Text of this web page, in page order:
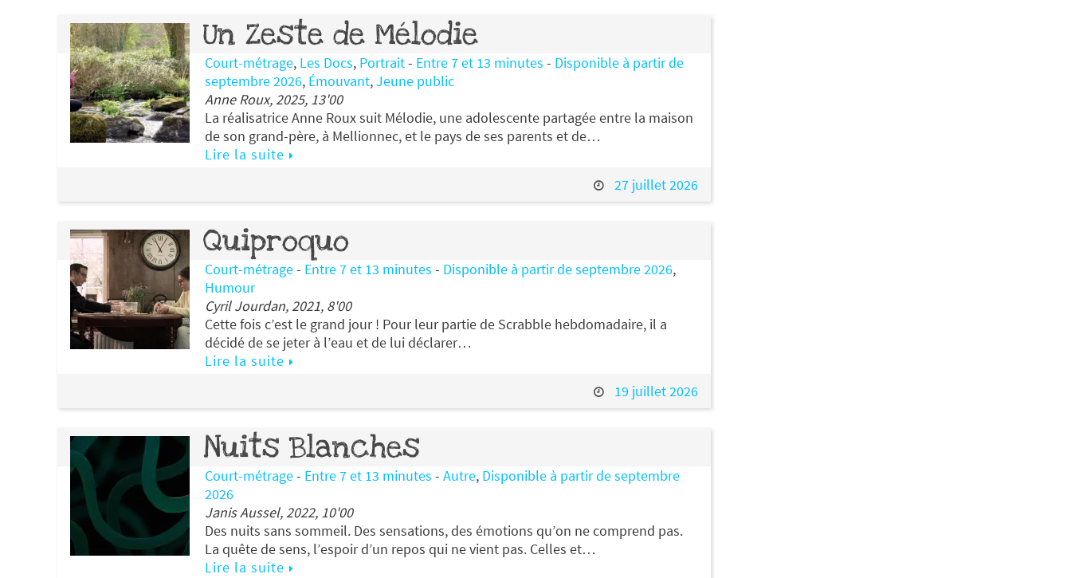
Un Zeste de Mélodie
Court-métrage, Les Docs, Portrait- Entre 7 et 13 minutes - Disponible à partir de
septembre 2026, Émouvant,Jeune public
Anne Roux, 2025, 13'00
La réalisatrice Anne Roux suit Mélodie, une adolescente partagée entre la maison
de son grand-père, à Mellionnec, et le pays de ses parents et de…
Lire la suite
27 juillet 2026
Quiproquo
Court-métrage- Entre 7 et 13 minutes - Disponible à partir de septembre 2026,
Humour
Cyril Jourdan, 2021, 8'00
Cette fois c’est le grand jour ! Pour leur partie de Scrabble hebdomadaire, il a
décidé de se jeter à l’eau et de lui déclarer…
Lire la suite
19 juillet 2026
Nuits Blanches
Court-métrage- Entre 7 et 13 minutes - Autre, Disponible à partir de septembre
2026
Janis Aussel, 2022, 10'00
Des nuits sans sommeil. Des sensations, des émotions qu’on ne comprend pas.
La quête de sens, l’espoir d’un repos qui ne vient pas. Celles et…
Lire la suite